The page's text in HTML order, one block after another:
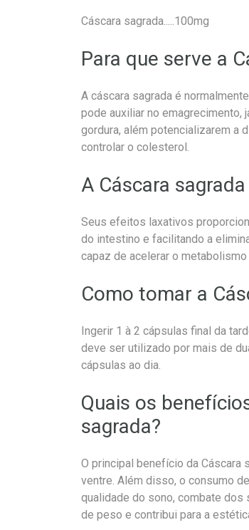
Cáscara sagrada.....100mg
Para que serve a
A cáscara sagrada é
pode auxiliar no emagrecimento,
gordura, além potencializarem a
controlar o colesterol.
A Cáscara
Seus efeitos laxativos
do intestino e facilitando a
capaz de acelerar o
Como tomar a
Ingerir 1 à 2 cápsulas final da
deve ser utilizado por mais de
cápsulas ao dia.
Quais os
sagrada?
O principal benefício da Cáscara
ventre. Além disso, o consumo
qualidade do sono, combate dos
de peso e contribui para a